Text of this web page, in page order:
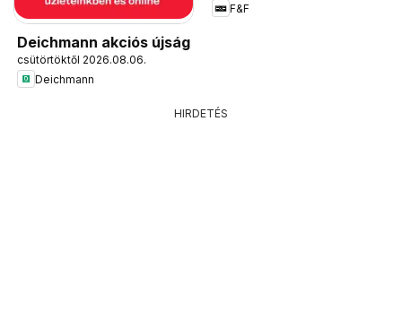
Deichmann akciós újság
csütörtöktől 2026.08.06.
Deichmann
F&F
HIRDETÉS